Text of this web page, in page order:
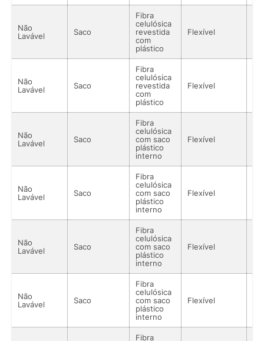
Não
Lavável
Saco
Fibra
celulósica
revestida
com
plástico
Flexível
Não
Lavável
Saco
Fibra
celulósica
revestida
com
plástico
Flexível
Não
Lavável
Saco
Fibra
celulósica
com saco
plástico
interno
Flexível
Não
Lavável
Saco
Fibra
celulósica
com saco
plástico
interno
Flexível
Não
Lavável
Saco
Fibra
celulósica
com saco
plástico
interno
Flexível
Não
Lavável
Saco
Fibra
celulósica
com saco
plástico
interno
Flexível
Fibra